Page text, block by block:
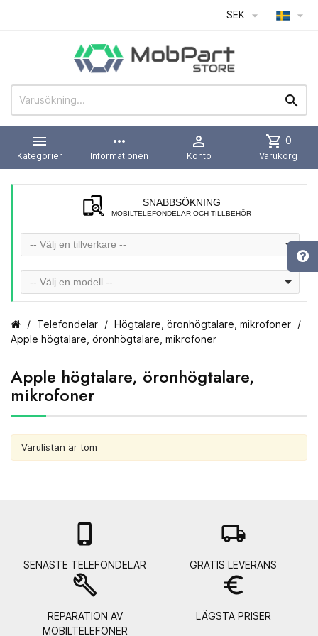
SEK  


Kategorier
more_horiz
Informationen

Konto
shopping_cart 0
Varukorg
SNABBSÖKNING
MOBILTELEFONDELAR OCH TILLBEHÖR
-- Välj en tillverkare --
-- Välj en modell --
Telefondelar
Högtalare, öronhögtalare, mikrofoner
Apple högtalare, öronhögtalare, mikrofoner
Apple högtalare, öronhögtalare,
mikrofoner
Varulistan är tom

SENASTE TELEFONDELAR
local_shipping
GRATIS LEVERANS
build
REPARATION AV
MOBILTELEFONER
euro_symbol
LÄGSTA PRISER